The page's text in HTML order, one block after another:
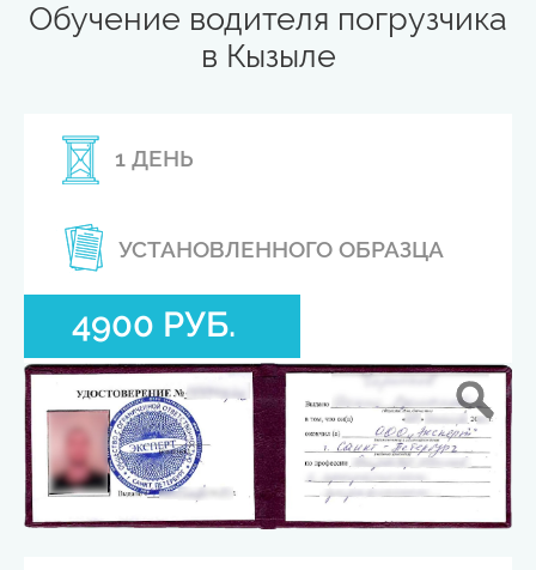
Обучение водителя погрузчика
в Кызыле
1 ДЕНЬ
УСТАНОВЛЕННОГО ОБРАЗЦА
4900 РУБ.